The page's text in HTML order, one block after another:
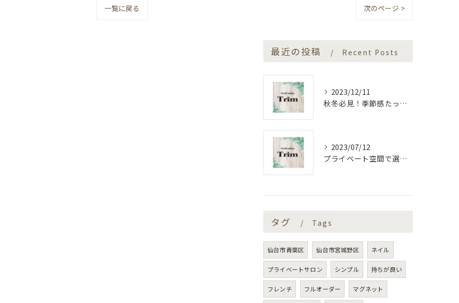
一覧に戻る 次のページ >
最近の投稿 Recent Posts
2023/12/11
秋冬必見！季節感たっぷりのネイルカラー
2023/07/12
プライベート空間で選ぶ定額制ネイルデザイン
タグ Tags
仙台市青葉区 仙台市宮城野区 ネイル
プライベートサロン シンプル 持ちが良い
フレンチ フルオーダー マグネット